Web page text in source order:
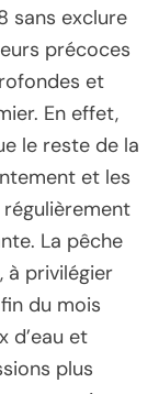
sans exclure
précoces
et
En effet,
le reste de la
et les
La pêche
à privilégier
du mois
d’eau et
plus